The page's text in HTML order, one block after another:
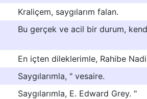
Kraliçem, saygılarım falan.
Bu gerçek ve acil bir durum,
En içten dileklerimle, Rahibe
Saygılarımla, " vesaire.
Saygılarımla, E. Edward Grey. "